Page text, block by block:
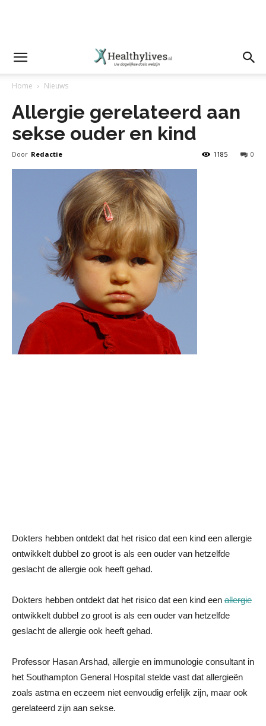
Home Nieuws
Allergie gerelateerd aan
sekse ouder en kind
Door Redactie 0
1185
Dokters hebben ontdekt dat het risico dat een kind een allergie
ontwikkelt dubbel zo groot is als een ouder van hetzelfde
geslacht de allergie ook heeft gehad.
Dokters hebben ontdekt dat het risico dat een kind een allergie
ontwikkelt dubbel zo groot is als een ouder van hetzelfde
geslacht de allergie ook heeft gehad.
Professor Hasan Arshad, allergie en immunologie consultant in
het Southampton General Hospital stelde vast dat allergieën
zoals astma en eczeem niet eenvoudig erfelijk zijn, maar ook
gerelateerd zijn aan sekse.